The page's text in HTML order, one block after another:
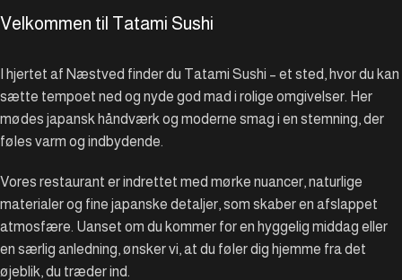
Velkommen til Tatami Sushi
I hjertet af Næstved finder du Tatami Sushi – et sted, hvor du kan
sætte tempoet ned og nyde god mad i rolige omgivelser. Her
mødes japansk håndværk og moderne smag i en stemning, der
føles varm og indbydende.
Vores restaurant er indrettet med mørke nuancer, naturlige
materialer og fine japanske detaljer, som skaber en afslappet
atmosfære. Uanset om du kommer for en hyggelig middag eller
en særlig anledning, ønsker vi, at du føler dig hjemme fra det
øjeblik, du træder ind.